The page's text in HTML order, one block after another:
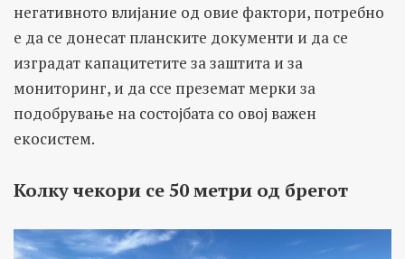
негативното влијание од овие фактори, потребно
е да се донесат планските документи и да се
изградат капацитетите за заштита и за
мониторинг, и да ссе преземат мерки за
подобрување на состојбата со овој важен
екосистем.
Колку чекори се 50 метри од брегот